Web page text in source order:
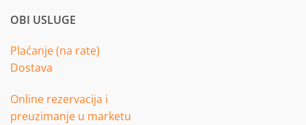
OBI USLUGE
Plaćanje (na rate)
Dostava
Online rezervacija i
preuzimanje u marketu